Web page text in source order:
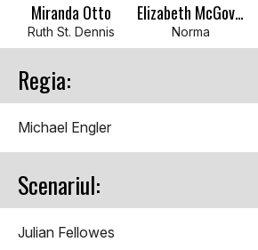
Miranda Otto
Ruth St. Dennis
Elizabeth McGovern
Norma
Regia:
Michael Engler
Scenariul:
Julian Fellowes